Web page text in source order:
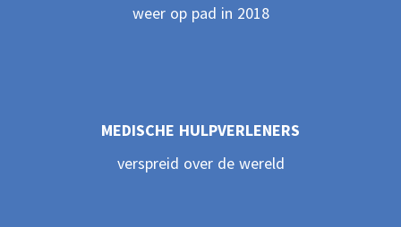
weer op pad in 2018
MEDISCHE HULPVERLENERS
verspreid over de wereld